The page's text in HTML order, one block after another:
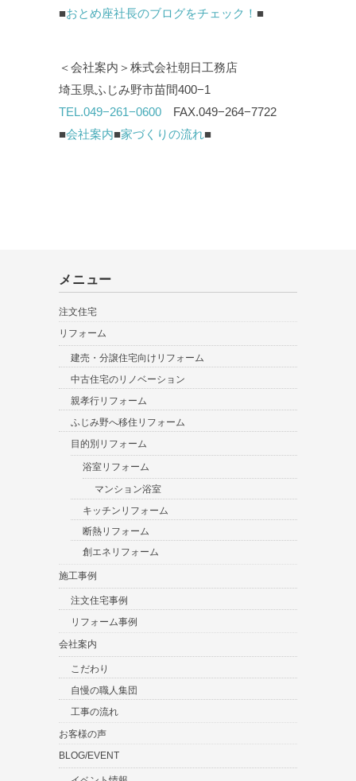
■おとめ座社長のブログをチェック！ ■
＜会社案内＞株式会社朝日工務店
埼玉県ふじみ野市苗間400−1
TEL.049−261−0600 FAX.049−264−7722
■会社案内■家づくりの流れ■
メニュー
注文住宅
リフォーム
建売・分譲住宅向けリフォーム
中古住宅のリノベーション
親孝行リフォーム
ふじみ野へ移住リフォーム
目的別リフォーム
浴室リフォーム
マンション浴室
キッチンリフォーム
断熱リフォーム
創エネリフォーム
施工事例
注文住宅事例
リフォーム事例
会社案内
こだわり
自慢の職人集団
工事の流れ
お客様の声
BLOG/EVENT